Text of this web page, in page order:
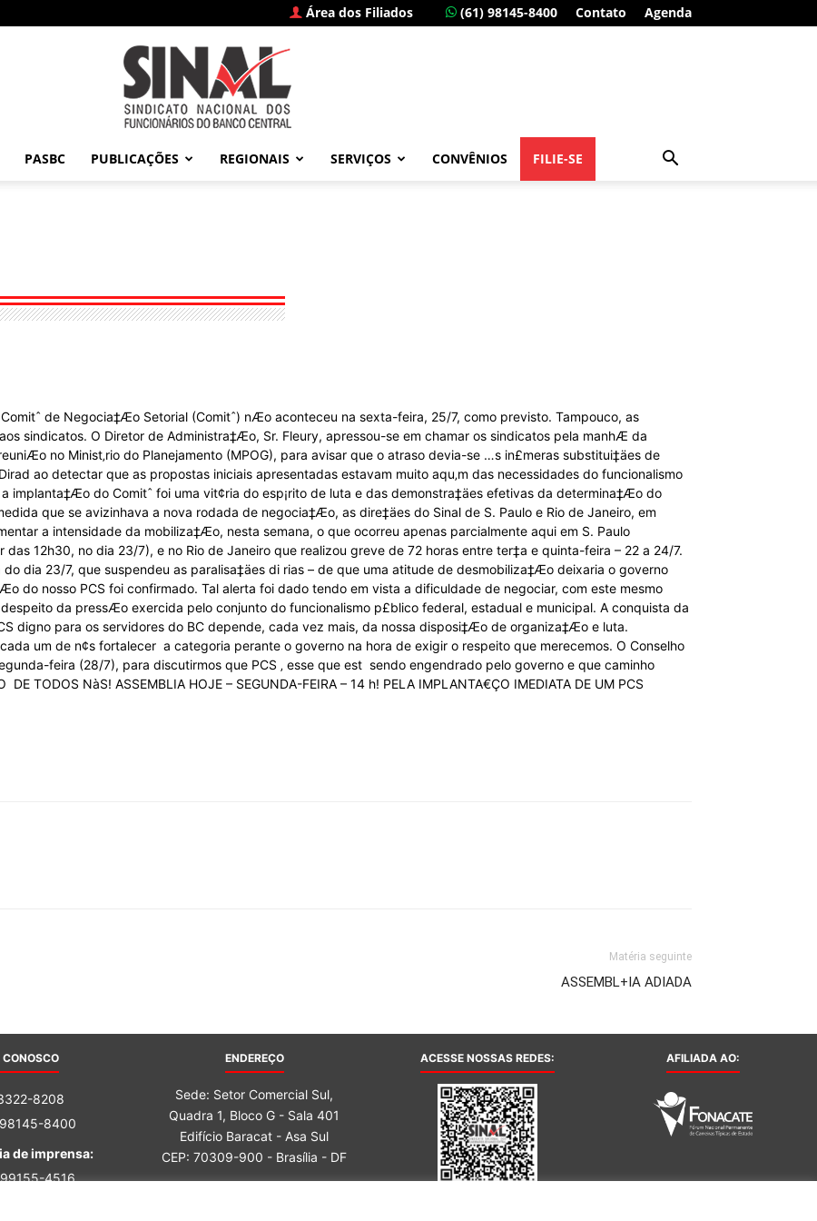
Área dos Filiados (61) 98145-8400 Contato Agenda
–
Sindicato
Nacional
dos
Central
PASBC PUBLICAÇÕES REGIONAIS SERVIÇOS CONVÊNIOS FILIE-SE
Comitˆ de Negocia‡Æo Setorial (Comitˆ) nÆo aconteceu na sexta-feira, 25/7, como previsto. Tampouco, as
sindicatos. O Diretor de Administra‡Æo, Sr. Fleury, apressou-se em chamar os sindicatos pela manhÆ da
no Minist‚rio do Planejamento (MPOG), para avisar que o atraso devia-se …s in£meras substitui‡äes de
ao detectar que as propostas iniciais apresentadas estavam muito aqu‚m das necessidades do funcionalismo
implanta‡Æo do Comitˆ foi uma vit¢ria do esp¡rito de luta e das demonstra‡äes efetivas da determina‡Æo do
que se avizinhava a nova rodada de negocia‡Æo, as dire‡äes do Sinal de S. Paulo e Rio de Janeiro, em
a intensidade da mobiliza‡Æo, nesta semana, o que ocorreu apenas parcialmente aqui em S. Paulo
12h30, no dia 23/7), e no Rio de Janeiro que realizou greve de 72 horas entre ter‡a e quinta-feira – 22 a 24/7.
do dia 23/7, que suspendeu as paralisa‡äes di rias – de que uma atitude de desmobiliza‡Æo deixaria o governo
do nosso PCS foi confirmado. Tal alerta foi dado tendo em vista a dificuldade de negociar, com este mesmo
da pressÆo exercida pelo conjunto do funcionalismo p£blico federal, estadual e municipal. A conquista da
digno para os servidores do BC depende, cada vez mais, da nossa disposi‡Æo de organiza‡Æo e luta.
um de n¢s fortalecer a categoria perante o governo na hora de exigir o respeito que merecemos. O Conselho
feira (28/7), para discutirmos que PCS ‚ esse que est sendo engendrado pelo governo e que caminho
TODOS NàS! ASSEMBLIA HOJE – SEGUNDA-FEIRA – 14 h! PELA IMPLANTA€ÇO IMEDIATA DE UM PCS
Matéria seguinte
ASSEMBL+IA ADIADA
CONOSCO
8208
8400
de imprensa:
4516
ENDEREÇO
Sede: Setor Comercial Sul,
Quadra 1, Bloco G - Sala 401
Edifício Baracat - Asa Sul
CEP: 70309-900 - Brasília - DF
ACESSE NOSSAS REDES: AFILIADA AO: